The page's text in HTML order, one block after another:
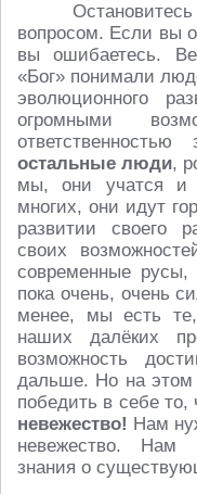
вопросом. Если вы
вы ошибаетесь.
«Бог» понимали
эволюционного
огромными
остальные люди,
мы, они учатся и
многих, они идут
развитии своего
своих
современные
пока очень, очень
менее, мы есть
наших далёких
возможность
дальше. Но на этом
победить в себе то,
невежество! Нам
невежество. Нам
знания о